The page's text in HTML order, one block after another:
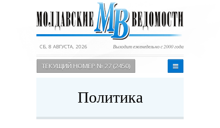
СБ, 8 АВГУСТА, 2026 Выходит еженедельно с 2000 года
ТЕКУЩИЙ НОМЕР № 27 (2450)
Политика